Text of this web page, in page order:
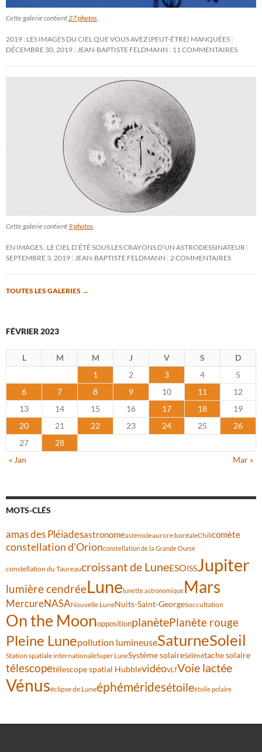
Cette galerie contient 27 photos
2019 : LES IMAGES DU CIEL QUE VOUS AVEZ (PEUT-ÊTRE) MANQUÉES
DÉCEMBRE 30, 2019
JEAN-BAPTISTE FELDMANN 11 COMMENTAIRES
Cette galerie contient 9 photos
EN IMAGES : LE CIEL D’ÉTÉ SOUS LES CRAYONS D’UN ASTRODESSINATEUR
SEPTEMBRE 3, 2019
JEAN-BAPTISTE FELDMANN 2 COMMENTAIRES
TOUTES LES GALERIES →
FÉVRIER 2023
L M M J V S
D
1
2 3 4
5
6
7 8 9 10 11
12
13
14 15 16 17 18
19
20
21 22 23 24 25
26
27
28
« Jan
Mar »
MOTS-CLÉS
amas des Pléiadesastronomeastéroïdeaurore boréaleChilicomète
constellation d'Orionconstellation de la Grande Ourse
constellation du Taureaucroissant de LuneESOISSJupiter
lumière cendréeLunelunette astronomiqueMars
MercureNASANouvelle LuneNuits-Saint-Georgesoccultation
On the MoonoppositionplanètePlanète rouge
Pleine Lunepollution lumineuseSaturneSoleil
Station spatiale internationaleSuper LuneSystème solaireSélénétache solaire
télescopetélescope spatial HubblevidéoVLTVoie lactée
Vénuséclipse de Luneéphéméridesétoileétoile polaire